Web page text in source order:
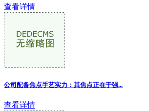
查看详情
公司配备焦点手艺实力：其焦点正在于强...
查看详情